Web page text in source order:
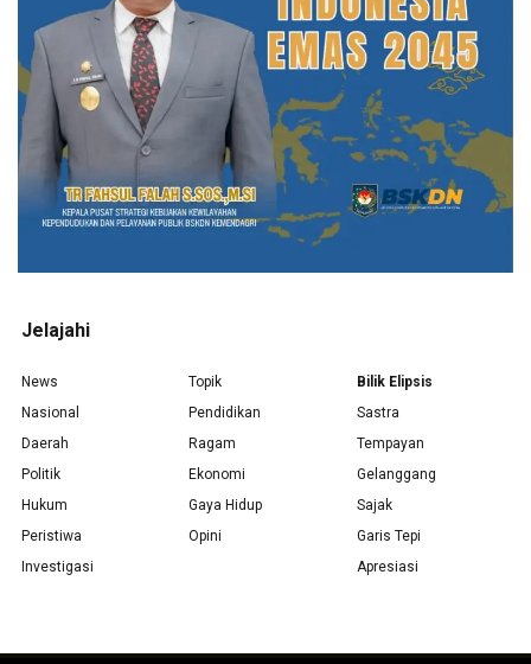
Jelajahi
News
Nasional
Daerah
Politik
Hukum
Peristiwa
Investigasi
Topik
Pendidikan
Ragam
Ekonomi
Gaya Hidup
Opini
Bilik Elipsis
Sastra
Tempayan
Gelanggang
Sajak
Garis Tepi
Apresiasi